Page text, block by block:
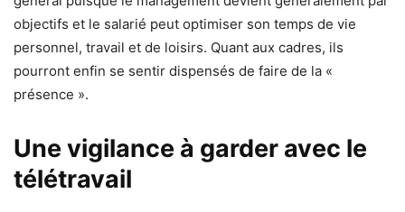
objectifs et le salarié peut optimiser son temps de vie
personnel, travail et de loisirs. Quant aux cadres, ils
pourront enfin se sentir dispensés de faire de la «
présence ».
Une vigilance à garder avec le
télétravail